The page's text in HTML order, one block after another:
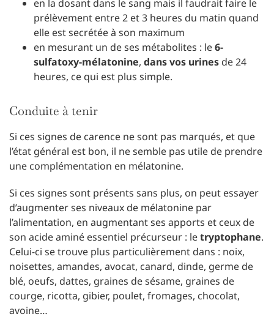
en la dosant dans le sang mais il faudrait faire le
prélèvement entre 2 et 3 heures du matin quand
elle est secrétée à son maximum
en mesurant un de ses métabolites : le6-
sulfatoxy-mélatonine, dans vos urines de 24
heures, ce qui est plus simple.
Conduite à tenir
Si ces signes de carence ne sont pas marqués, et que
l’état général est bon, il ne semble pas utile de prendre
une complémentation en mélatonine.
Si ces signes sont présents sans plus, on peut essayer
d’augmenter ses niveaux de mélatonine par
l’alimentation, en augmentant ses apports et ceux de
son acide aminé essentiel précurseur : letryptophane.
Celui-ci se trouve plus particulièrement dans : noix,
noisettes, amandes, avocat, canard, dinde, germe de
blé, oeufs, dattes, graines de sésame, graines de
courge, ricotta, gibier, poulet, fromages, chocolat,
avoine…